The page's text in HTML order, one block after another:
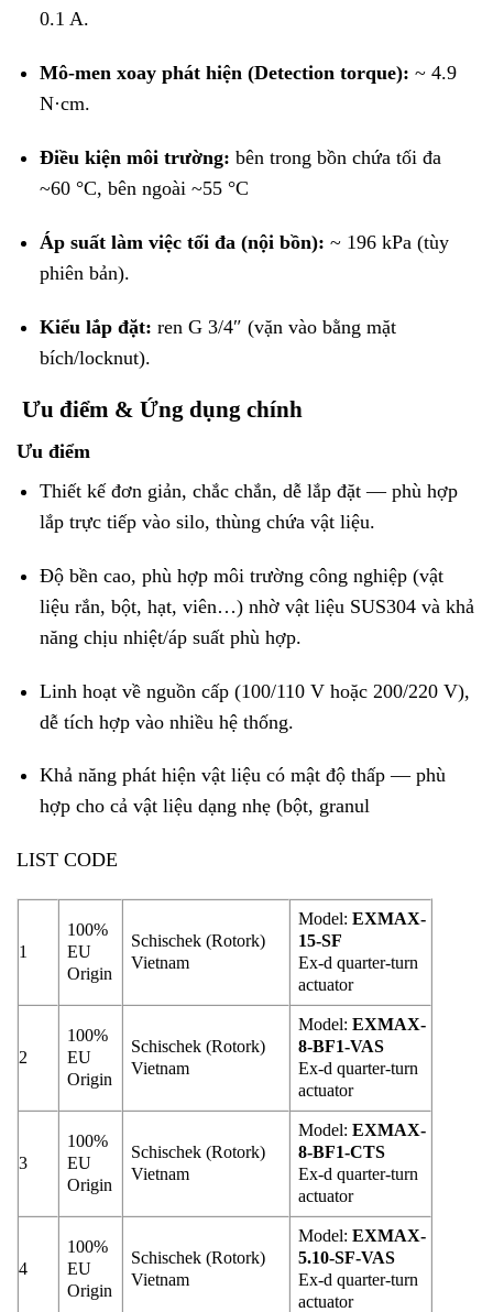
0.1 A.
Mô-men xoay phát hiện (Detection torque): ~ 4.9
N·cm.
Điều kiện môi trường: bên trong bồn chứa tối đa
~60 °C, bên ngoài ~55 °C
Áp suất làm việc tối đa (nội bồn): ~ 196 kPa (tùy
phiên bản).
Kiểu lắp đặt: ren G 3/4″ (vặn vào bằng mặt
bích/locknut).
Ưu điểm & Ứng dụng chính
Ưu điểm
Thiết kế đơn giản, chắc chắn, dễ lắp đặt — phù hợp
lắp trực tiếp vào silo, thùng chứa vật liệu.
Độ bền cao, phù hợp môi trường công nghiệp (vật
liệu rắn, bột, hạt, viên…) nhờ vật liệu SUS304 và khả
năng chịu nhiệt/áp suất phù hợp.
Linh hoạt về nguồn cấp (100/110 V hoặc 200/220 V),
dễ tích hợp vào nhiều hệ thống.
Khả năng phát hiện vật liệu có mật độ thấp — phù
hợp cho cả vật liệu dạng nhẹ (bột, granul
LIST CODE
1
100%
EU
Origin
Schischek (Rotork)
Vietnam
Model:EXMAX-
15-SF
Ex-d quarter-turn
actuator
2
100%
EU
Origin
Schischek (Rotork)
Vietnam
Model:EXMAX-
8-BF1-VAS
Ex-d quarter-turn
actuator
3
100%
EU
Origin
Schischek (Rotork)
Vietnam
Model:EXMAX-
8-BF1-CTS
Ex-d quarter-turn
actuator
4
100%
EU
Origin
Schischek (Rotork)
Vietnam
Model:EXMAX-
5.10-SF-VAS
Ex-d quarter-turn
actuator